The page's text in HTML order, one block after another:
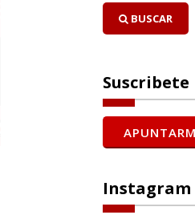
BUSCAR
Suscribete
Instagram